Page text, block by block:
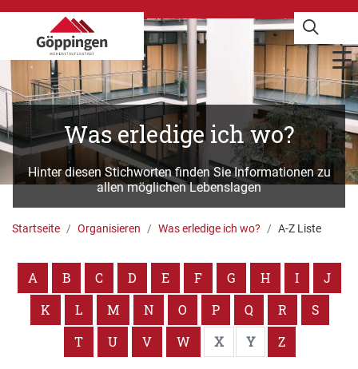
Was erledige ich wo?
Hinter diesen Stichworten finden Sie Informationen zu
allen möglichen Lebenslagen
Startseite Organisieren Was erledige ich wo? A-Z Liste
A B C D E F G H I
J
K
L M N O P Q R
S
T
U V W X Y Z